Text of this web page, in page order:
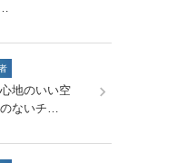
地のいい空
ないチ…